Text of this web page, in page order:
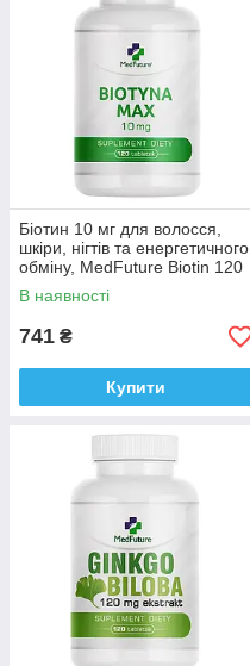
Біотин 10 мг для волосся,
шкіри, нігтів та енергетичного
обміну, MedFuture Biotin 120
таблеток Доставка з ЄС
В наявності
741 ₴
Купити